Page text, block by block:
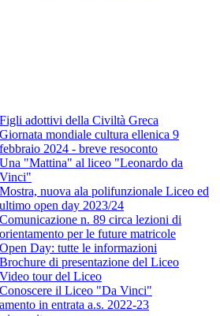
Figli adottivi della Civiltà Greca
Giornata mondiale cultura ellenica 9
febbraio 2024 - breve resoconto
Una "Mattina" al liceo "Leonardo da
Vinci"
Mostra, nuova ala polifunzionale Liceo ed
ultimo open day 2023/24
Comunicazione n. 89 circa lezioni di
orientamento per le future matricole
Open Day: tutte le informazioni
Brochure di presentazione del Liceo
Video tour del Liceo
Conoscere il Liceo "Da Vinci"
in entrata a.s. 2022-23